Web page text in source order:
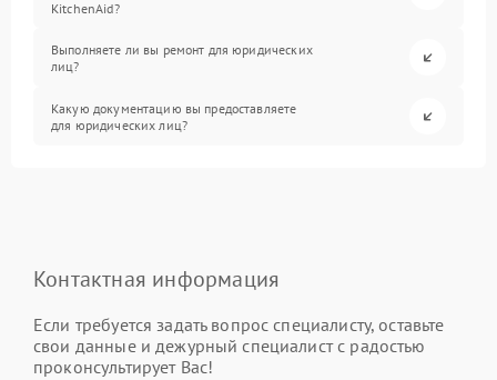
KitchenAid?
Выполняете ли вы ремонт для юридических
лиц?
Какую документацию вы предоставляете
для юридических лиц?
Контактная информация
Если требуется задать вопрос специалисту, оставьте
свои данные и дежурный специалист с радостью
проконсультирует Вас!